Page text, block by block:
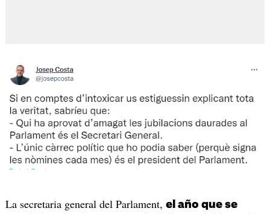
La secretaria general del Parlament, el año que se